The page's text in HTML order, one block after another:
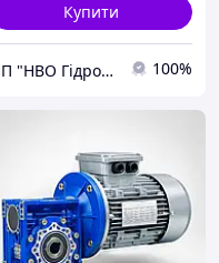
Купити
ПП "НВО Гідромаш-1" 100%